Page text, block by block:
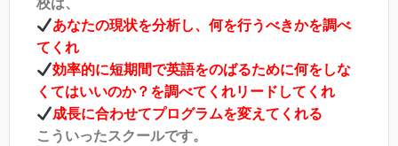
あなたの現状を分析し、何を行うべきかを調べ
てくれ
効率的に短期間で英語をのばるために何をしな
くてはいいのか？を調べてくれリードしてくれ
成長に合わせてプログラムを変えてくれる
こういったスクールです。